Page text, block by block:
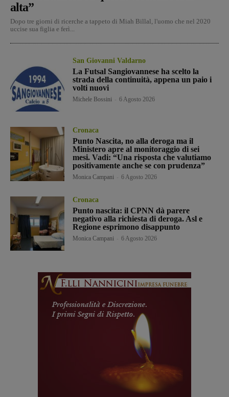
alta”
Dopo tre giorni di ricerche a tappeto di Miah Billal, l'uomo che nel 2020
uccise sua figlia e ferì...
San Giovanni Valdarno
La Futsal Sangiovannese ha scelto la
strada della continuità, appena un paio i
volti nuovi
Michele Bossini 6 Agosto 2026
Cronaca
Punto Nascita, no alla deroga ma il
Ministero apre al monitoraggio di sei
mesi. Vadi: “Una risposta che valutiamo
positivamente anche se con prudenza”
Monica Campani 6 Agosto 2026
Cronaca
Punto nascita: il CPNN dà parere
negativo alla richiesta di deroga. Asl e
Regione esprimono disappunto
Monica Campani 6 Agosto 2026